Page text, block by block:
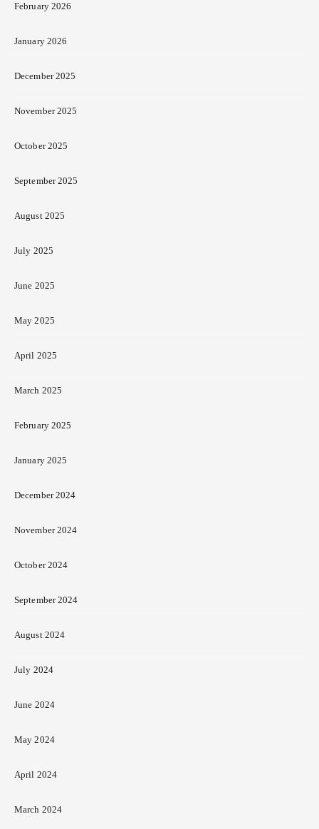
February 2026
January 2026
December 2025
November 2025
October 2025
September 2025
August 2025
July 2025
June 2025
May 2025
April 2025
March 2025
February 2025
January 2025
December 2024
November 2024
October 2024
September 2024
August 2024
July 2024
June 2024
May 2024
April 2024
March 2024